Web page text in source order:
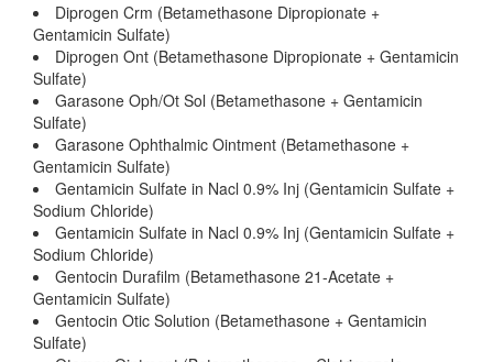
Diprogen Crm (Betamethasone Dipropionate +
Gentamicin Sulfate)
Diprogen Ont (Betamethasone Dipropionate + Gentamicin
Sulfate)
Garasone Oph/Ot Sol (Betamethasone + Gentamicin
Sulfate)
Garasone Ophthalmic Ointment (Betamethasone +
Gentamicin Sulfate)
Gentamicin Sulfate in Nacl 0.9% Inj (Gentamicin Sulfate +
Sodium Chloride)
Gentamicin Sulfate in Nacl 0.9% Inj (Gentamicin Sulfate +
Sodium Chloride)
Gentocin Durafilm (Betamethasone 21-Acetate +
Gentamicin Sulfate)
Gentocin Otic Solution (Betamethasone + Gentamicin
Sulfate)